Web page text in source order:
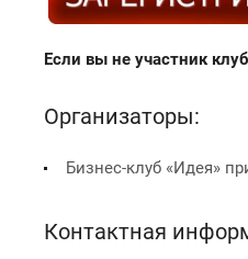
Если вы не участник
Организаторы:
Бизнес-клуб «Идея»
Контактная